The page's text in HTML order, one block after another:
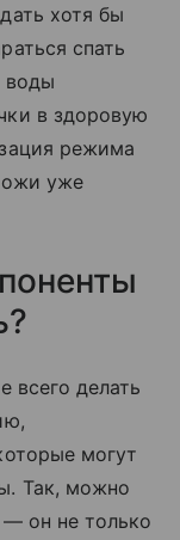
хотя бы
спать
воды
в здоровую
режима
уже
всего делать
могут
Так, можно
он не только